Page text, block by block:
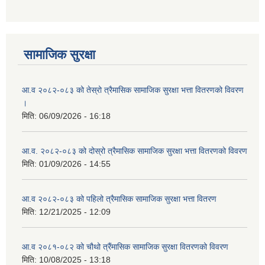
सामाजिक सुरक्षा
आ.व २०८२-०८३ को तेस्रो त्रैमासिक सामाजिक सुरक्षा भत्ता वितरणको विवरण
।
मिति: 06/09/2026 - 16:18
आ.व. २०८२-०८३ को दोस्रो त्रैमासिक सामाजिक सुरक्षा भत्ता वितरणको विवरण
मिति: 01/09/2026 - 14:55
आ.व २०८२-०८३ को पहिलो त्रैमासिक सामाजिक सुरक्षा भत्ता वितरण
मिति: 12/21/2025 - 12:09
आ.व २०८१-०८२ को चौथो त्रैंमासिक सामाजिक सुरक्षा वितरणको विवरण
मिति: 10/08/2025 - 13:18